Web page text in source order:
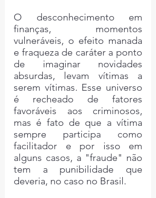
O desconhecimento em
finanças, momentos
vulneráveis, o efeito manada
e fraqueza de caráter a ponto
de imaginar novidades
absurdas, levam vítimas a
serem vítimas. Esse universo
é recheado de fatores
favoráveis aos criminosos,
mas é fato de que a vítima
sempre participa como
facilitador e por isso em
alguns casos, a "fraude" não
tem a punibilidade que
deveria, no caso no Brasil.